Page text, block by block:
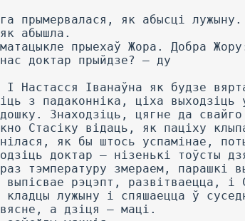
прымервалася, як абысці
абышла.
прыехаў Жора. Добра
доктар прыйдзе? — ду
I Настасся Іванаўна як будзе
з падаконніка, ціха
Знаходзіць, цягне да
Стасіку відаць, як паціху
як бы штось успамінае,
доктар — нізенькі тоўсты
тэмпературу змераем, парашкі
выпісвае рэцэпт, развітваецца,
кладцы лужыну і спяшаецца ў
а дзіця — маці.